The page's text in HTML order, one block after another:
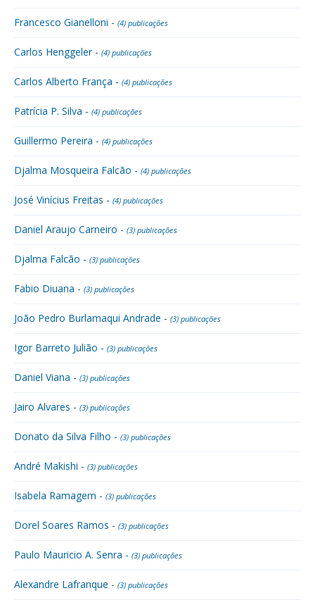
Francesco Gianelloni - (4) publicações
Carlos Henggeler - (4) publicações
Carlos Alberto França - (4) publicações
Patrícia P. Silva - (4) publicações
Guillermo Pereira - (4) publicações
Djalma Mosqueira Falcão - (4) publicações
José Vinícius Freitas - (4) publicações
Daniel Araujo Carneiro - (3) publicações
Djalma Falcão - (3) publicações
Fabio Diuana - (3) publicações
João Pedro Burlamaqui Andrade - (3) publicações
Igor Barreto Julião - (3) publicações
Daniel Viana - (3) publicações
Jairo Alvares - (3) publicações
Donato da Silva Filho - (3) publicações
André Makishi - (3) publicações
Isabela Ramagem - (3) publicações
Dorel Soares Ramos - (3) publicações
Paulo Mauricio A. Senra - (3) publicações
Alexandre Lafranque - (3) publicações